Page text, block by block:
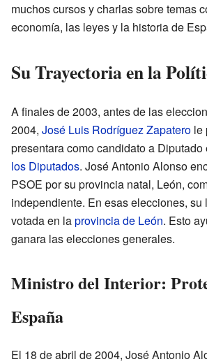
muchos cursos y charlas sobre temas
economía, las leyes y la historia de
Su Trayectoria en la
A finales de 2003, antes de las
2004, José Luis Rodríguez Zapatero le
presentara como candidato a Diputado
los Diputados. José Antonio Alonso
PSOE por su provincia natal, León,
independiente. En esas elecciones, su
votada en laprovincia de León. Esto
ganara las elecciones generales.
Ministro del Interior:
España
El 18 de abril de 2004, José Antonio